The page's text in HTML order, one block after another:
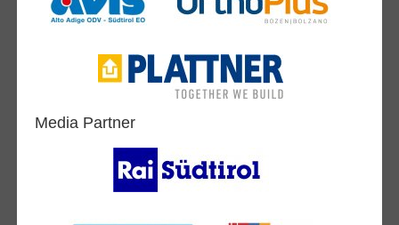
Media Partner